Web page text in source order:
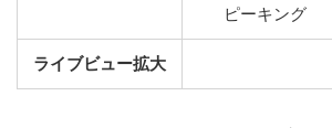
ピーキング
ライブビュー拡大